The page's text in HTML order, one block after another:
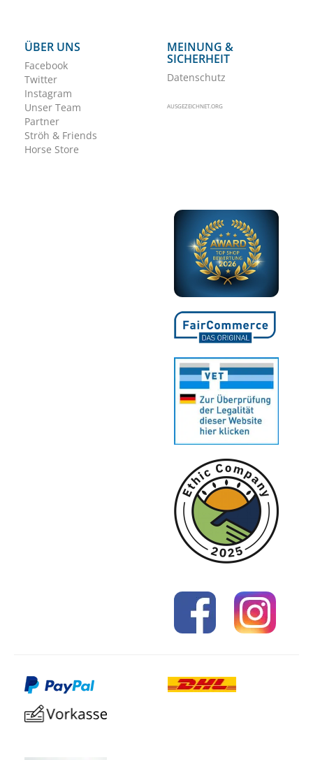
ÜBER UNS
Facebook
Twitter
Instagram
Unser Team
Partner
Ströh & Friends
Horse Store
MEINUNG &
SICHERHEIT
Datenschutz
AUSGEZEICHNET.ORG